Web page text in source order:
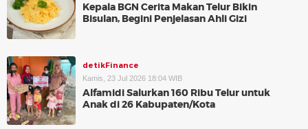
Kepala BGN Cerita Makan Telur Bikin
Bisulan, Begini Penjelasan Ahli Gizi
detikFinance
Kamis, 23 Jul 2026 18:04 WIB
Alfamidi Salurkan 160 Ribu Telur untuk
Anak di 26 Kabupaten/Kota